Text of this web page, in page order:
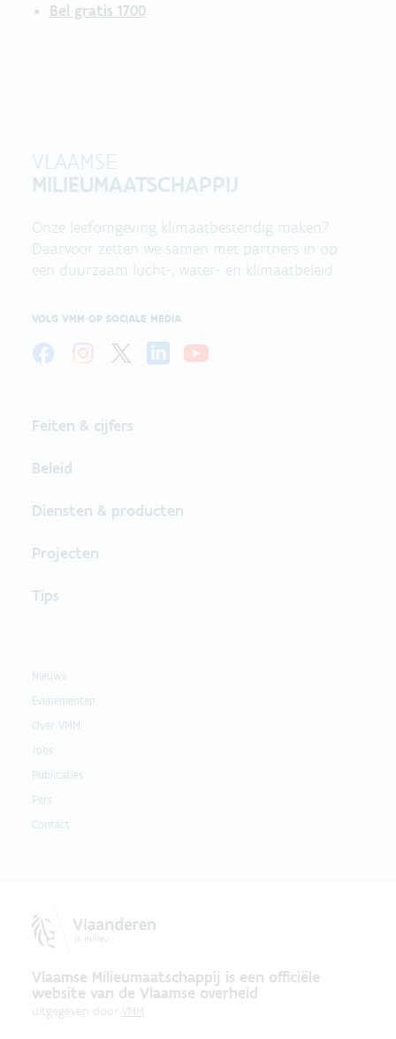
Bel gratis 1700
VLAAMSE
MILIEUMAATSCHAPPIJ
Onze leefomgeving klimaatbestendig maken?
Daarvoor zetten we samen met partners in op
een duurzaam lucht-, water- en klimaatbeleid.
VOLG VMM OP SOCIALE MEDIA
Feiten & cijfers
Beleid
Diensten & producten
Projecten
Tips
Nieuws
Evenementen
Over VMM
Jobs
Publicaties
Pers
Contact
Vlaamse Milieumaatschappij is een officiële
website van de Vlaamse overheid
uitgegeven door VMM